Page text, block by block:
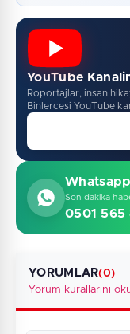
YouTube
Roportajlar, insan
Binlercesi YouTube
Son dakika
0501 565
YORUMLAR(0)
Yorum kurallarını